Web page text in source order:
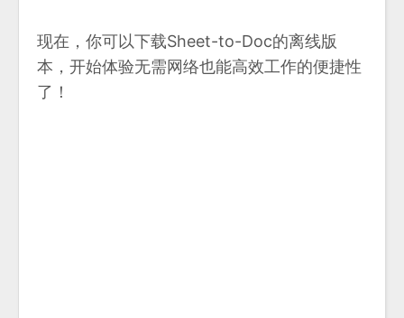
现在，你可以下载Sheet-to-Doc的离线版
本，开始体验无需网络也能高效工作的便捷性
了！